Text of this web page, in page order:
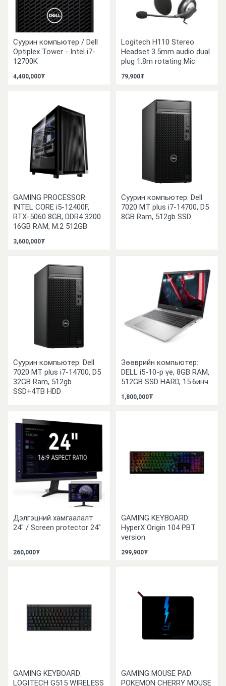
Суурин компьютер / Dell
Optiplex Tower - Intel i7-
12700K
4,400,000₮
Logitech H110 Stereo
Headset 3.5mm audio dual
plug 1.8m rotating Mic
79,900₮
GAMING PROCESSOR:
INTEL CORE i5-12400F,
RTX-5060 8GB, DDR4 3200
16GB RAM, M.2 512GB
3,600,000₮
Суурин компьютер: Dell
7020 MT plus i7-14700, D5
8GB Ram, 512gb SSD
Суурин компьютер: Dell
7020 MT plus i7-14700, D5
32GB Ram, 512gb
SSD+4TB HDD
Зөөврийн компьютер:
DELL i5-10-р үе, 8GB RAM,
512GB SSD HARD, 15.6инч
1,800,000₮
Дэлгэцний хамгаалалт
24" / Screen protector 24"
260,000₮
GAMING KEYBOARD:
HyperX Origin 104 PBT
version
299,900₮
GAMING KEYBOARD:
LOGITECH G515 WIRELESS
GAMING MOUSE PAD:
POKEMON CHERRY MOUSE